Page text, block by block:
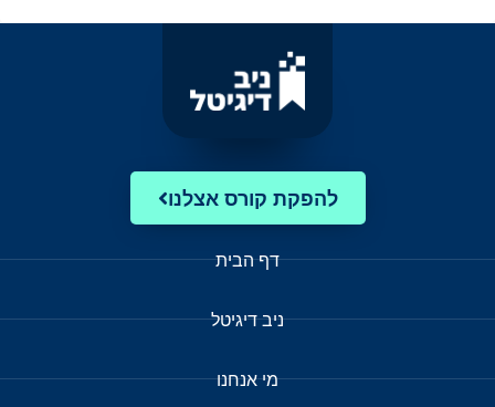
להפקת קורס אצלנו
דף הבית
ניב דיגיטל
מי אנחנו